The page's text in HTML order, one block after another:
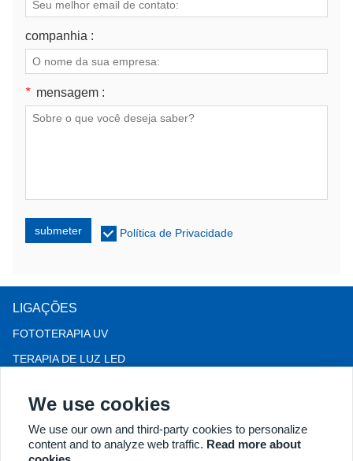
companhia :
* mensagem :
submeter Política de Privacidade
LIGAÇÕES
FOTOTERAPIA UV
TERAPIA DE LUZ LED
COLPOSCÓPIO
MAIS PRODUTOS
Copyright® 2018 Kernel Medical Equipment Co.,LTD. Endereço
We use cookies
We use our own and third-party cookies to personalize
content and to analyze web traffic. Read more about